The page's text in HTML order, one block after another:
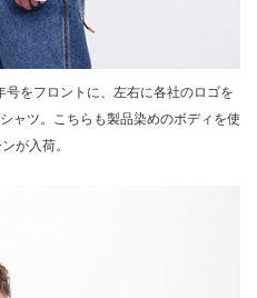
をフロントに、左右に各社のロゴを
ャツ。こちらも製品染めのボディを使
が入荷。